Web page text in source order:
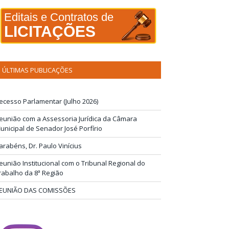
Editais e Contratos de
LICITAÇÕES
ÚLTIMAS PUBLICAÇÕES
Parlamentar (Julho 2026)
com a Assessoria Jurídica da Câmara
de Senador José Porfírio
Dr. Paulo Vinícius
Institucional com o Tribunal Regional do
da 8ª Região
DAS COMISSÕES